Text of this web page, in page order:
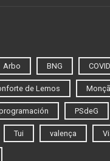
Arbo BNG
de Lemos
PSdeG
Tui valença